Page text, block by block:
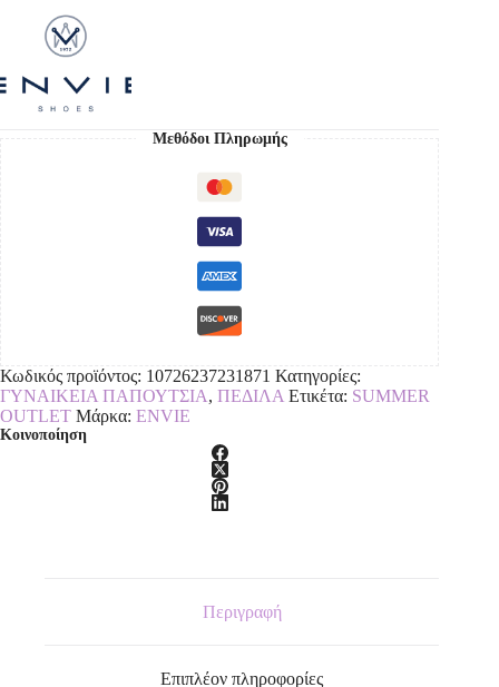
Μεθόδοι Πληρωμής
Κωδικός προϊόντος: 10726237231871 Κατηγορίες:
ΓΥΝΑΙΚΕΙΑ ΠΑΠΟΥΤΣΙΑ, ΠΕΔΙΛΑ Ετικέτα: SUMMER
OUTLET Μάρκα: ENVIE
Κοινοποίηση
Περιγραφή
Επιπλέον πληροφορίες